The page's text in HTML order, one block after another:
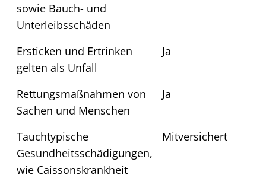
sowie Bauch- und
Unterleibsschäden
Ersticken und Ertrinken
gelten als Unfall
Ja
Rettungsmaßnahmen von
Sachen und Menschen
Ja
Tauchtypische
Gesundheitsschädigungen,
wie Caissonskrankheit
Mitversichert